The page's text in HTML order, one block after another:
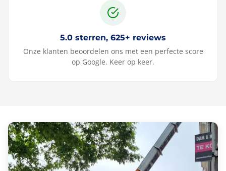
5.0 sterren, 625+ reviews
Onze klanten beoordelen ons met een perfecte score
op Google. Keer op keer.